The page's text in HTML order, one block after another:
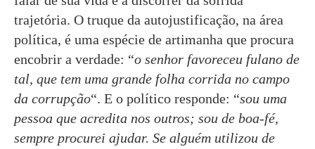
trajetória. O truque da autojustificação, na área
política, é uma espécie de artimanha que procura
encobrir a verdade: “o senhor favoreceu fulano de
tal, que tem uma grande folha corrida no campo
da corrupção“. E o político responde: “sou uma
pessoa que acredita nos outros; sou de boa-fé,
sempre procurei ajudar. Se alguém utilizou de